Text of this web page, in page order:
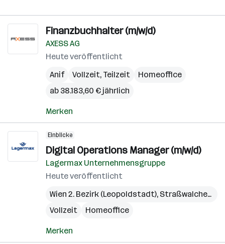
Finanzbuchhalter (m/w/d)
AXESS AG
Heute veröffentlicht
Anif
Vollzeit, Teilzeit
Homeoffice
ab 38.183,60 € jährlich
Merken
Einblicke
Digital Operations Manager (m/w/d)
Lagermax Unternehmensgruppe
Heute veröffentlicht
Wien 2. Bezirk (Leopoldstadt), Straßwalchen
Vollzeit
Homeoffice
Merken